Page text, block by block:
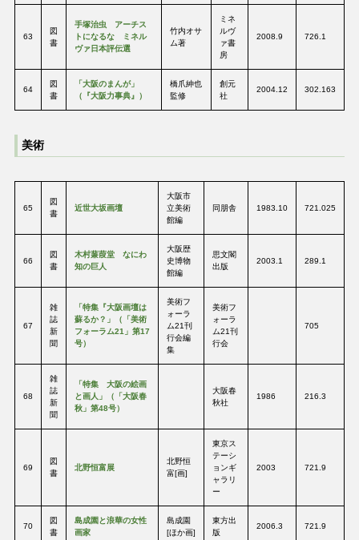
63
図
書
手塚治虫 アーチス
トになるな ミネル
ヴァ日本評伝選
竹内オサ
ム著
ミネ
ルヴ
ァ書
房
2008.9 726.1
64
図
書
「大阪のまんが」
（『大阪力事典』）
橋爪紳也
監修
創元
社
2004.12 302.163
美術
65
図
書
近世大坂画壇
大阪市
立美術
館編
同朋舎 1983.10 721.025
66
図
書
木村蒹葭堂 なにわ
知の巨人
大阪歴
史博物
館編
思文閣
出版
2003.1 289.1
67
雑
誌
新
聞
「特集『大阪画壇は
蘇るか？」（「美術
フォーラム21」第17
号）
美術フ
ォーラ
ム21刊
行会編
集
美術フ
ォーラ
ム21刊
行会
705
68
雑
誌
新
聞
「特集 大阪の絵画
と画人」（「大阪春
秋」第48号）
大阪春
秋社
1986 216.3
69
図
書
北野恒富展
北野恒
富[画]
東京ス
テーシ
ョンギ
ャラリ
ー
2003 721.9
70
図
書
島成園と浪華の女性
画家
島成園
[ほか画]
東方出
版
2006.3 721.9